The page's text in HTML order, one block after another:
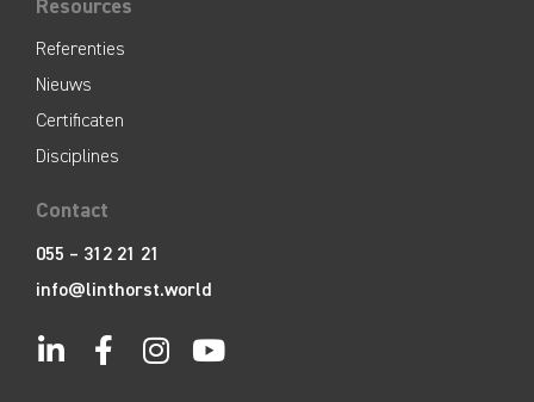
Resources
Referenties
Nieuws
Certificaten
Disciplines
Contact
055 – 312 21 21
info@linthorst.world